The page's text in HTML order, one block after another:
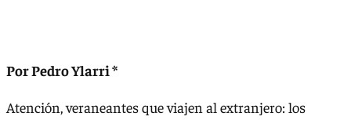
Por Pedro Ylarri *
Atención, veraneantes que viajen al extranjero: los